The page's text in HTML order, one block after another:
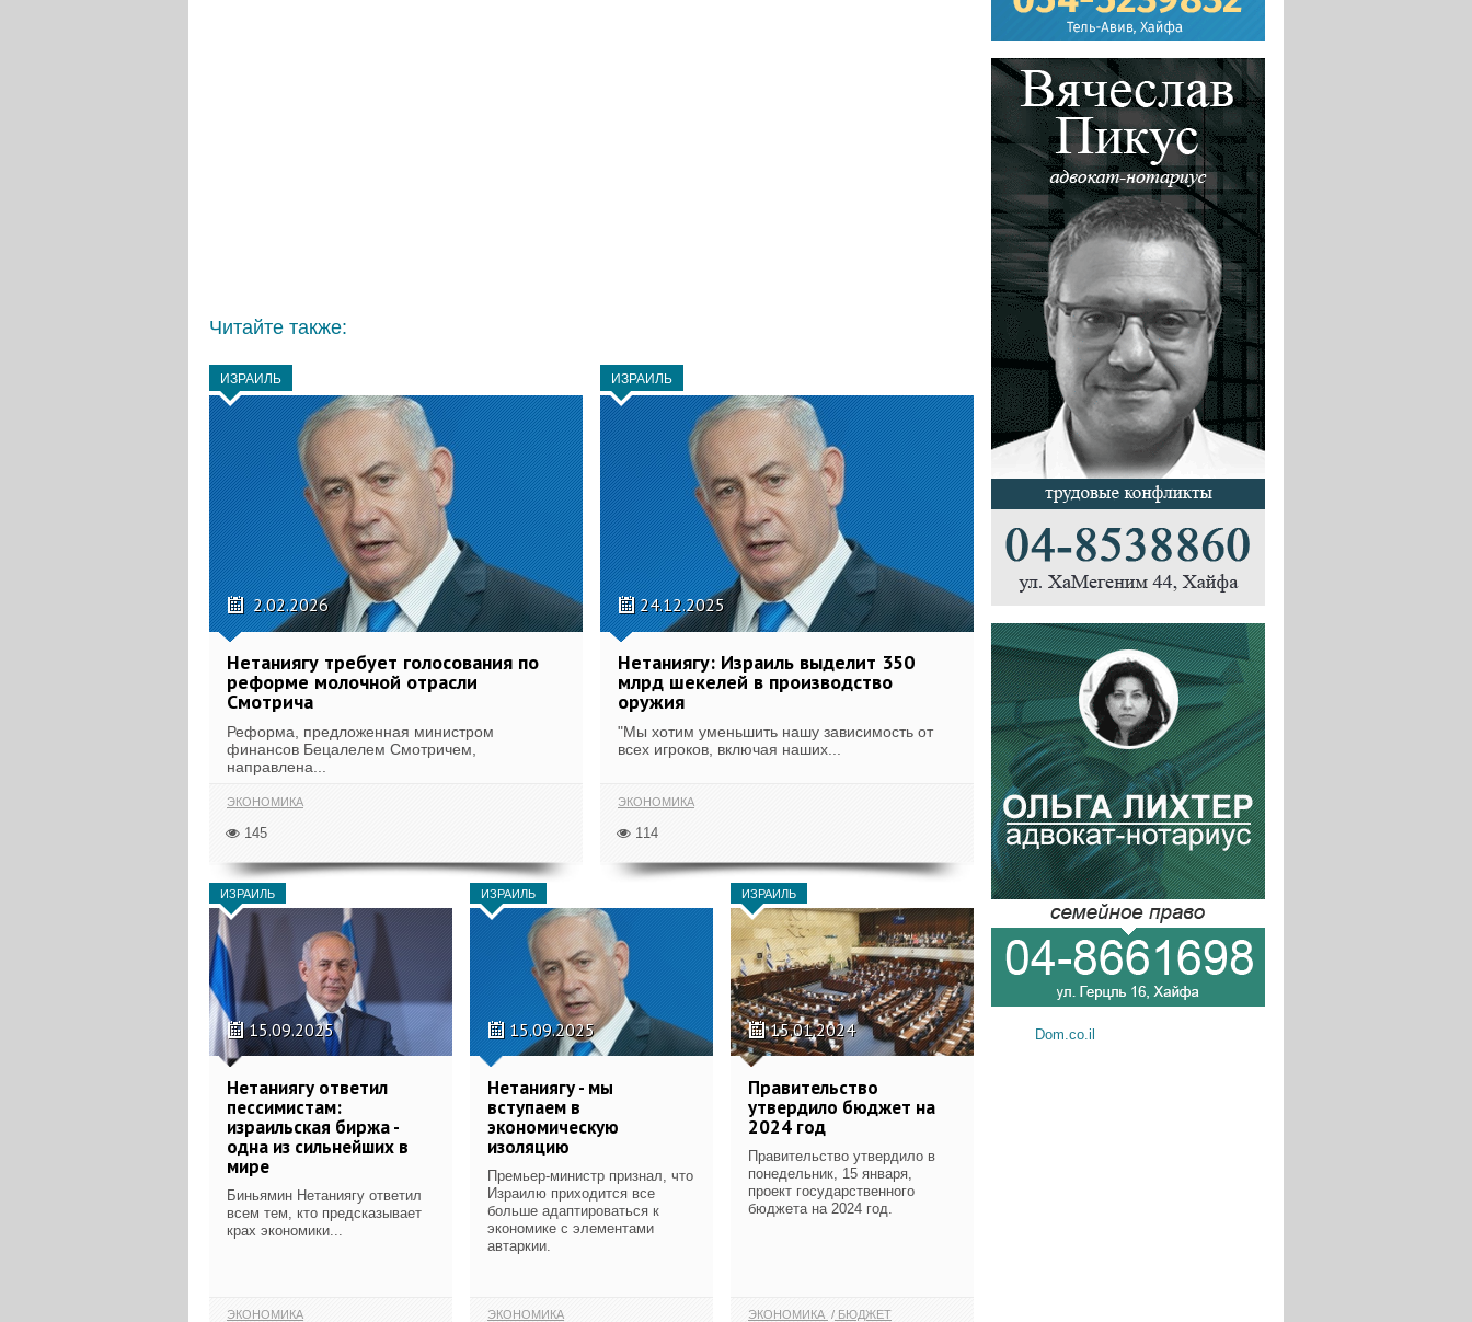
Читайте также:
ИЗРАИЛЬ
2.02.2026
Нетаниягу требует голосования по
реформе молочной отрасли
Смотрича
Реформа, предложенная министром
финансов Бецалелем Смотричем,
направлена...
ЭКОНОМИКА
145
ИЗРАИЛЬ
24.12.2025
Нетаниягу: Израиль выделит 350
млрд шекелей в производство
оружия
"Мы хотим уменьшить нашу зависимость от
всех игроков, включая наших...
ЭКОНОМИКА
114
ИЗРАИЛЬ
15.09.2025
Нетаниягу ответил
пессимистам:
израильская биржа -
одна из сильнейших в
мире
Биньямин Нетаниягу ответил
всем тем, кто предсказывает
крах экономики...
ЭКОНОМИКА
ИЗРАИЛЬ
15.09.2025
Нетаниягу - мы
вступаем в
экономическую
изоляцию
Премьер-министр признал, что
Израилю приходится все
больше адаптироваться к
экономике с элементами
автаркии.
ЭКОНОМИКА
ИЗРАИЛЬ
15.01.2024
Правительство
утвердило бюджет на
2024 год
Правительство утвердило в
понедельник, 15 января,
проект государственного
бюджета на 2024 год.
ЭКОНОМИКА БЮДЖЕТ
Dom.co.il